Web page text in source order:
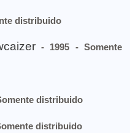
distribuido
- 1995 - Somente
distribuido
distribuido